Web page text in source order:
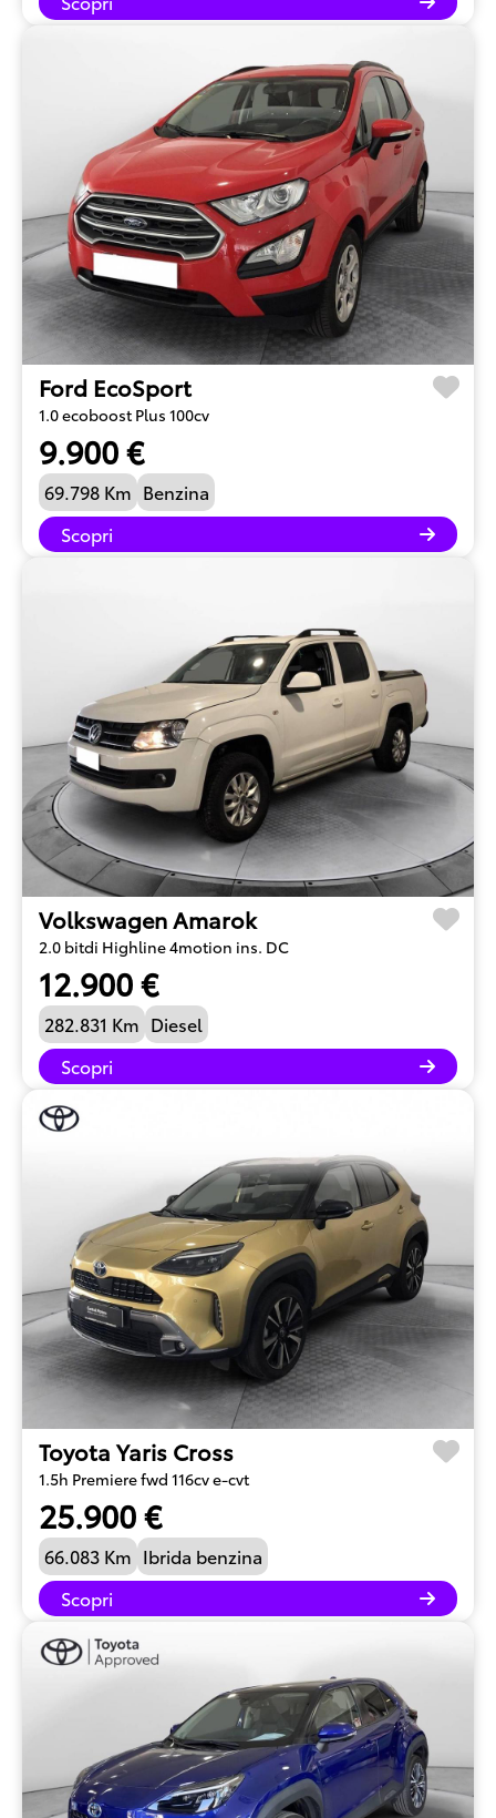
Ford EcoSport
1.0 ecoboost Plus 100cv
9.900 €
69.798 Km Benzina
Scopri
Volkswagen Amarok
2.0 bitdi Highline 4motion ins. DC
12.900 €
282.831 Km Diesel
Scopri
Toyota Yaris Cross
1.5h Premiere fwd 116cv e-cvt
25.900 €
66.083 Km Ibrida benzina
Scopri